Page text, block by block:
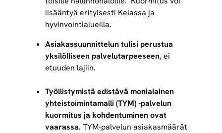
lisääntyä erityisesti Kelassa ja
hyvinvointialueilla.
Asiakassuunnittelun tulisi perustua
yksilölliseen palvelutarpeeseen, ei
etuuden lajiin.
Työllistymistä edistävä monialainen
yhteistoimintamalli (TYM) -palvelun
kuormitus ja kohdentuminen ovat
vaarassa. TYM-palvelun asiakasmäärät